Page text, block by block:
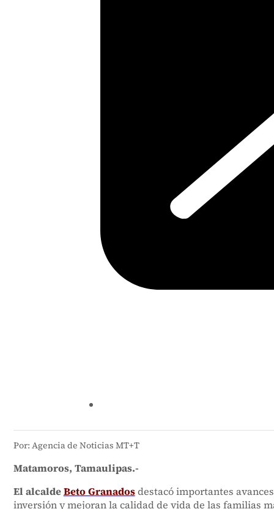
Por: Agencia de Noticias MT+T
Matamoros, Tamaulipas.-
El alcaldeBeto Granadosdestacó importantes
inversión y mejoran la calidad de vida de las familias